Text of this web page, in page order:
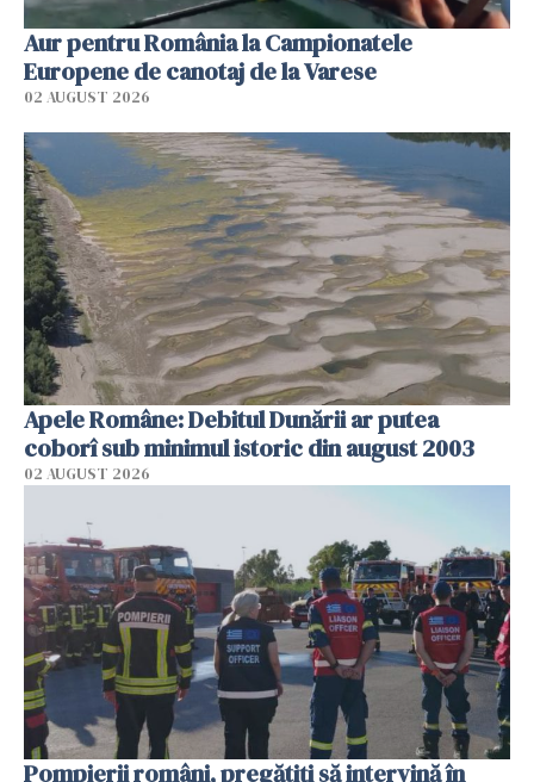
Aur pentru România la Campionatele
Europene de canotaj de la Varese
02 AUGUST 2026
Apele Române: Debitul Dunării ar putea
coborî sub minimul istoric din august 2003
02 AUGUST 2026
Pompierii români, pregătiţi să intervină în